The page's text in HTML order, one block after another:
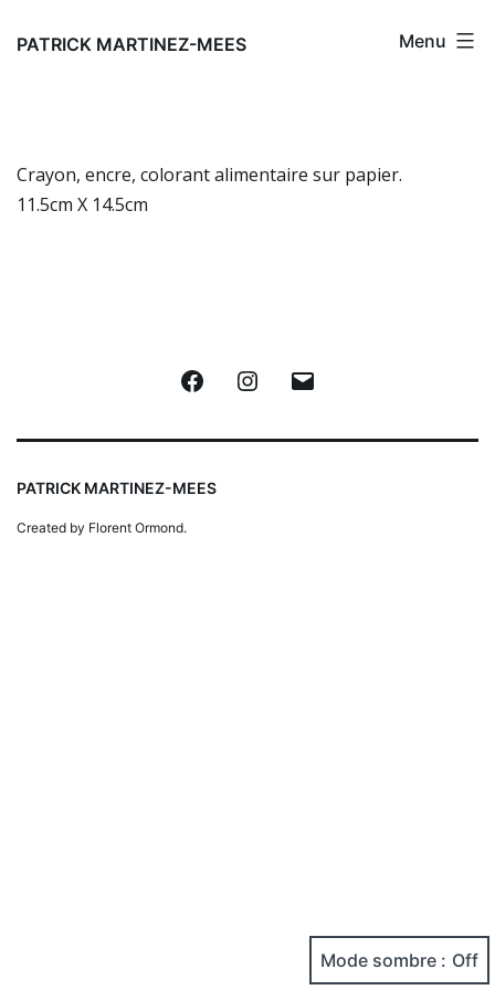
auPATRICK MARTINEZ-MEES Menu
Crayon, encre, colorant alimentaire sur papier.
11.5cm X 14.5cm
FacebookInstagram
PATRICK MARTINEZ-MEES
Created by Florent Ormond.
Mode sombre :